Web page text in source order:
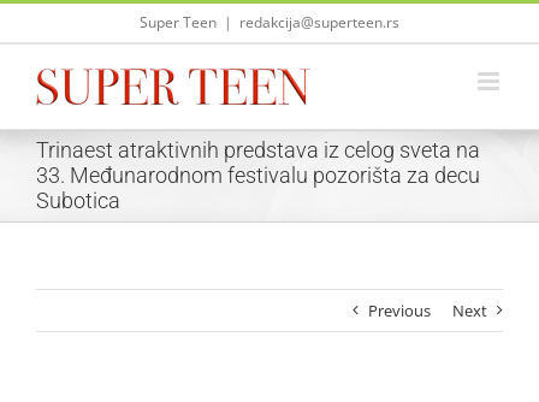
Skip
Super Teen | redakcija@superteen.rs
Trinaest atraktivnih predstava iz celog sveta na
33. Međunarodnom festivalu pozorišta za decu
Subotica
Previous Next